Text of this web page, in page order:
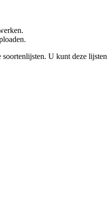
U kunt deze